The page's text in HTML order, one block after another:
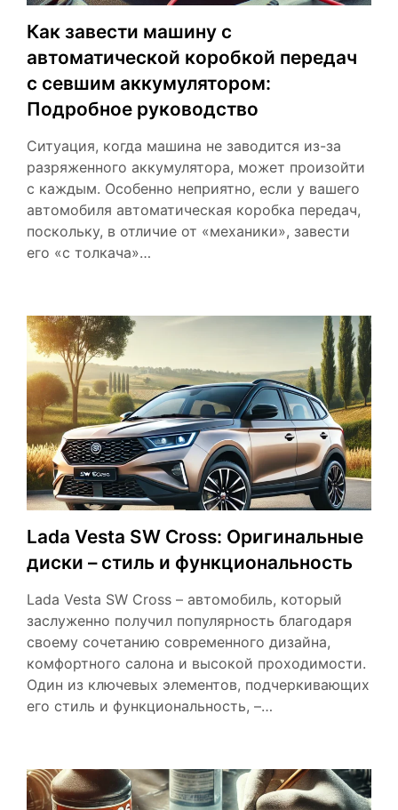
Как завести машину с
автоматической коробкой передач
с севшим аккумулятором:
Подробное руководство
Ситуация, когда машина не заводится из-за
разряженного аккумулятора, может произойти
с каждым. Особенно неприятно, если у вашего
автомобиля автоматическая коробка передач,
поскольку, в отличие от «механики», завести
его «с толкача»…
Lada Vesta SW Cross: Оригинальные
диски – стиль и функциональность
Lada Vesta SW Cross – автомобиль, который
заслуженно получил популярность благодаря
своему сочетанию современного дизайна,
комфортного салона и высокой проходимости.
Один из ключевых элементов, подчеркивающих
его стиль и функциональность, –…